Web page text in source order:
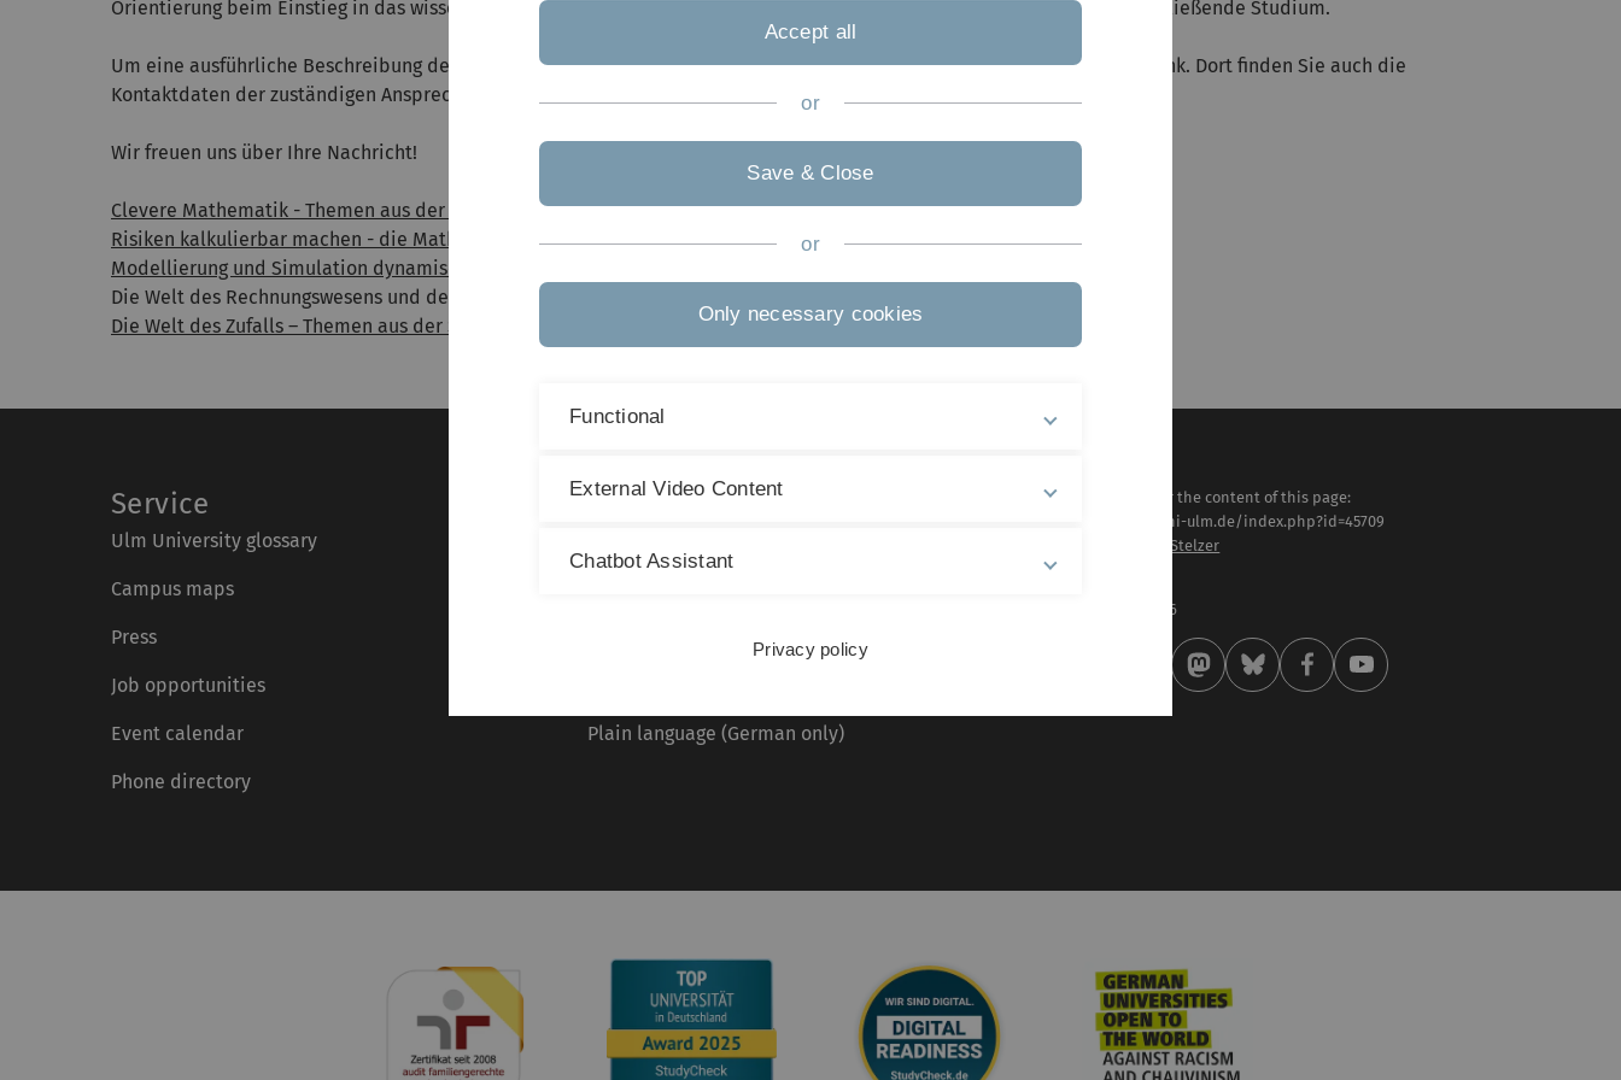
Orientierung beim Einstieg in das wissenschaftliche Arbeiten und bieten damit die optimale Vorbereitung auf das anschließende Studium.
Um eine ausführliche Beschreibung der angebotenen Themen zu erhalten, klicken Sie bitte einfach auf den jeweiligen Link. Dort finden Sie auch die
Kontaktdaten der zuständigen Ansprechpartner.
Wir freuen uns über Ihre Nachricht!
Clevere Mathematik - Themen aus der Numerik
Risiken kalkulierbar machen - die Mathematik hinter Versicherungsverträgen
Modellierung und Simulation dynamischer Probleme
Die Welt des Rechnungswesens und der Wirtschaftsprüfung
Die Welt des Zufalls – Themen aus der Stochastik
Service
Ulm University glossary
Campus maps
Press
Job opportunities
Event calendar
Phone directory
Legal information
Accessibility (German only)
Plain language (German only)
Responsible for the content of this page:
https://www.uni-ulm.de/index.php?id=45709
Prof. Dr. Robert Stelzer
26 . January 2026
Accept all
or
Save & Close
or
Only necessary cookies
Functional
External Video Content
Chatbot Assistant
Privacy policy